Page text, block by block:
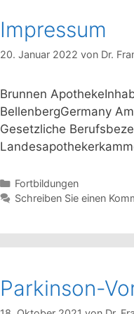
Impressum
20. Januar 2022 von Dr.
Brunnen
BellenbergGermany
Gesetzliche
Kategorien
Fortbildungen
Schreiben Sie einen
Parkinson-